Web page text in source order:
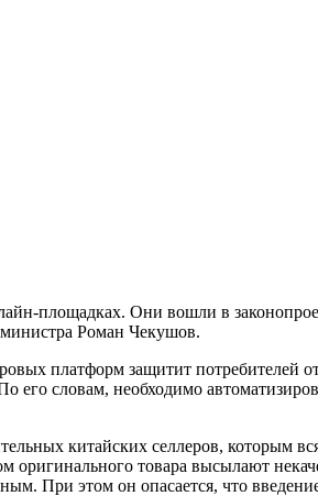
площадках. Они вошли в
Роман Чекушов.
платформ защитит потребителей
словам, необходимо
китайских селлеров, которым
товара высылают
При этом он опасается, что